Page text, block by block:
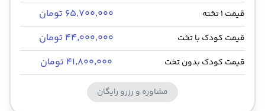
قیمت 1 تخته ۶۵٬۷۰۰٬۰۰۰ تومان
قیمت کودک با تخت ۴۴٬۰۰۰٬۰۰۰ تومان
قیمت کودک بدون تخت ۴۱٬۸۰۰٬۰۰۰ تومان
مشاوره و رزرو رایگان